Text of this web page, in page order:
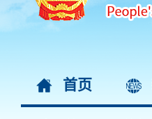
首页